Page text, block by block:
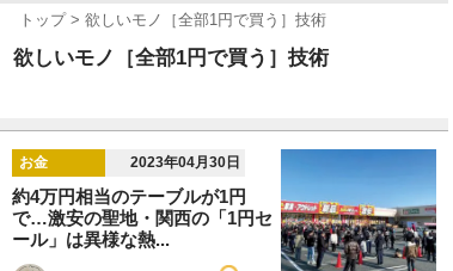
トップ 欲しいモノ［全部1円で買う］技術
欲しいモノ［全部1円で買う］技術
お金 2023年04月30日
約4万円相当のテーブルが1円
で…激安の聖地・関西の「1円セ
ール」は異様な熱...